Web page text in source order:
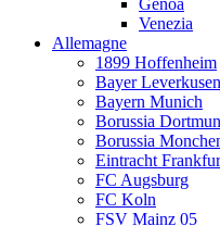
Genoa
Venezia
Allemagne
1899 Hoffenheim
Bayer Leverkusen
Bayern Munich
Borussia
Borussia
Eintracht
FC Augsburg
FC Koln
FSV Mainz 05